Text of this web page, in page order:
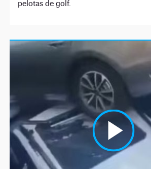
pelotas de golf.